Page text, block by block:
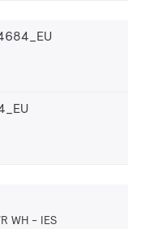
WH IES